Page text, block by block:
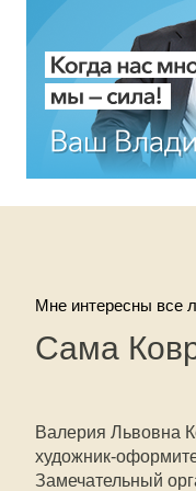
Мне интересны все
Сама
Валерия Львовна
художник-
Замечательный